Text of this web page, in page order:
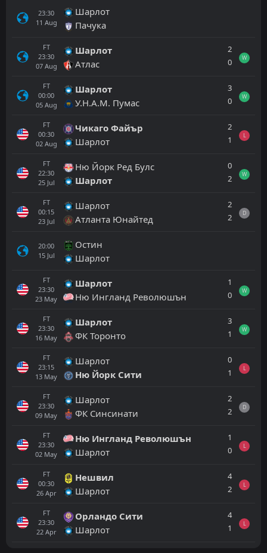
23:30
11 Aug
Шарлот
Пачука
FT
23:30
07 Aug
Шарлот
Атлас
2
0
W
FT
00:00
05 Aug
Шарлот
У.Н.А.М. Пумас
3
0
W
FT
00:30
02 Aug
Чикаго Файър
Шарлот
2
1
L
FT
22:30
25 Jul
Ню Йорк Ред Булс
Шарлот
0
2
W
FT
00:15
23 Jul
Шарлот
Атланта Юнайтед
2
2
D
20:00
15 Jul
Остин
Шарлот
FT
23:30
23 May
Шарлот
Ню Ингланд Революшън
1
0
W
FT
23:30
16 May
Шарлот
ФК Торонто
3
1
W
FT
23:15
13 May
Шарлот
Ню Йорк Сити
0
1
L
FT
23:30
09 May
Шарлот
ФК Синсинати
2
2
D
FT
23:30
02 May
Ню Ингланд Революшън
Шарлот
1
0
L
FT
00:30
26 Apr
Нешвил
Шарлот
4
2
L
FT
23:30
22 Apr
Орландо Сити
Шарлот
4
1
L